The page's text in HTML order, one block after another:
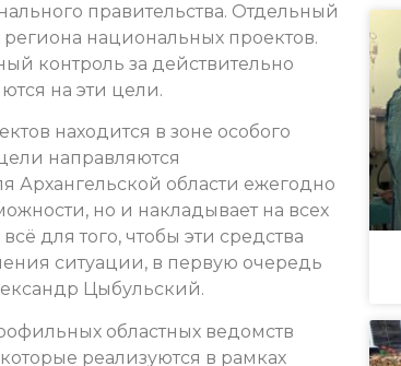
правительства. Отдельный
национальных проектов.
контроль за действительно
на эти цели.
находится в зоне особого
направляются
Архангельской области ежегодно
но и накладывает на всех
для того, чтобы эти средства
ситуации, в первую очередь
Цыбульский.
областных ведомств
реализуются в рамках